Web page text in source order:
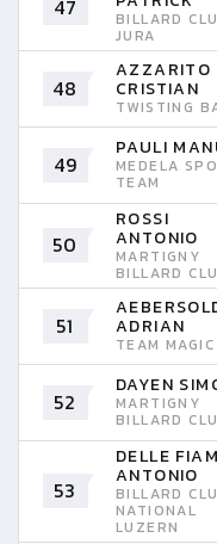
47 BILLARD
JURA
48
AZZARITO
CRISTIAN
TWISTING
49
PAULI
MEDELA
TEAM
50
ROSSI
ANTONIO
MARTIGNY
BILLARD
51 ADRIAN
TEAM MAGIC
52
DAYEN
MARTIGNY
BILLARD
53
DELLE
ANTONIO
BILLARD
NATIONAL
LUZERN